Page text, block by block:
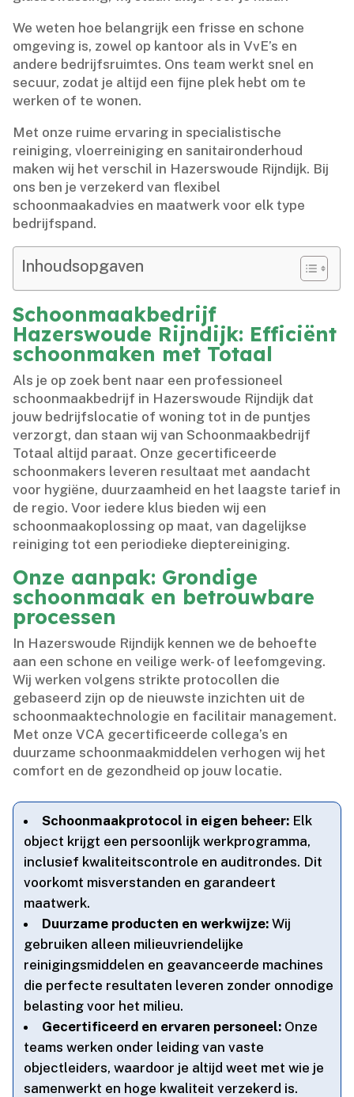
We weten hoe belangrijk een frisse en schone
omgeving is, zowel op kantoor als in VvE’s en
andere bedrijfsruimtes.​ Ons team werkt snel en
secuur, zodat je altijd een fijne plek hebt om te
werken of te wonen.​
Met onze ruime ervaring in specialistische
reiniging, vloerreiniging en sanitaironderhoud
maken wij het verschil in Hazerswoude Rijndijk.​ Bij
ons ben je verzekerd van flexibel
schoonmaakadvies en maatwerk voor elk type
bedrijfspand.​
Inhoudsopgaven
Schoonmaakbedrijf
Hazerswoude Rijndijk: Efficiënt
schoonmaken met Totaal
Als je op zoek bent naar een professioneel
schoonmaakbedrijf in Hazerswoude Rijndijk dat
jouw bedrijfslocatie of woning tot in de puntjes
verzorgt, dan staan wij van Schoonmaakbedrijf
Totaal altijd paraat.​ Onze gecertificeerde
schoonmakers leveren resultaat met aandacht
voor hygiëne, duurzaamheid en het laagste tarief in
de regio.​ Voor iedere klus bieden wij een
schoonmaakoplossing op maat, van dagelijkse
reiniging tot een periodieke dieptereiniging.​
Onze aanpak: Grondige
schoonmaak en betrouwbare
processen
In Hazerswoude Rijndijk kennen we de behoefte
aan een schone en veilige werk- of leefomgeving.​
Wij werken volgens strikte protocollen die
gebaseerd zijn op de nieuwste inzichten uit de
schoonmaaktechnologie en facilitair management.​
Met onze VCA gecertificeerde collega’s en
duurzame schoonmaakmiddelen verhogen wij het
comfort en de gezondheid op jouw locatie.​
Schoonmaakprotocol in eigen beheer: Elk
object krijgt een persoonlijk werkprogramma,
inclusief kwaliteitscontrole en auditrondes.​ Dit
voorkomt misverstanden en garandeert
maatwerk.​
Duurzame producten en werkwijze: Wij
gebruiken alleen milieuvriendelijke
reinigingsmiddelen en geavanceerde machines
die perfecte resultaten leveren zonder onnodige
belasting voor het milieu.​
Gecertificeerd en ervaren personeel: Onze
teams werken onder leiding van vaste
objectleiders, waardoor je altijd weet met wie je
samenwerkt en hoge kwaliteit verzekerd is.​